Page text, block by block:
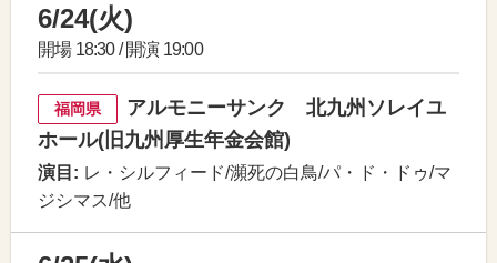
6/24(火)
開場 18:30 / 開演 19:00
福岡県
アルモニーサンク 北九州ソレイユ
ホール(旧九州厚生年金会館)
演目: レ・シルフィード/瀕死の白鳥/パ・ド・ドゥ/マ
ジシマス/他